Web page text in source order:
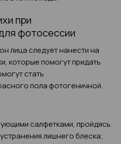
при
фотосессии
лица следует нанести на
которые помогут придать
стать
пола фотогеничной.
салфетками, пройдясь
лишнего блеска;